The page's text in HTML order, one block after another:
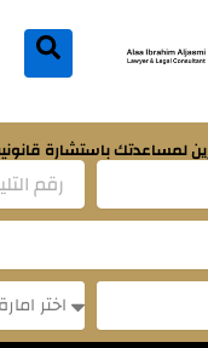
لمساعدتك باستشارة